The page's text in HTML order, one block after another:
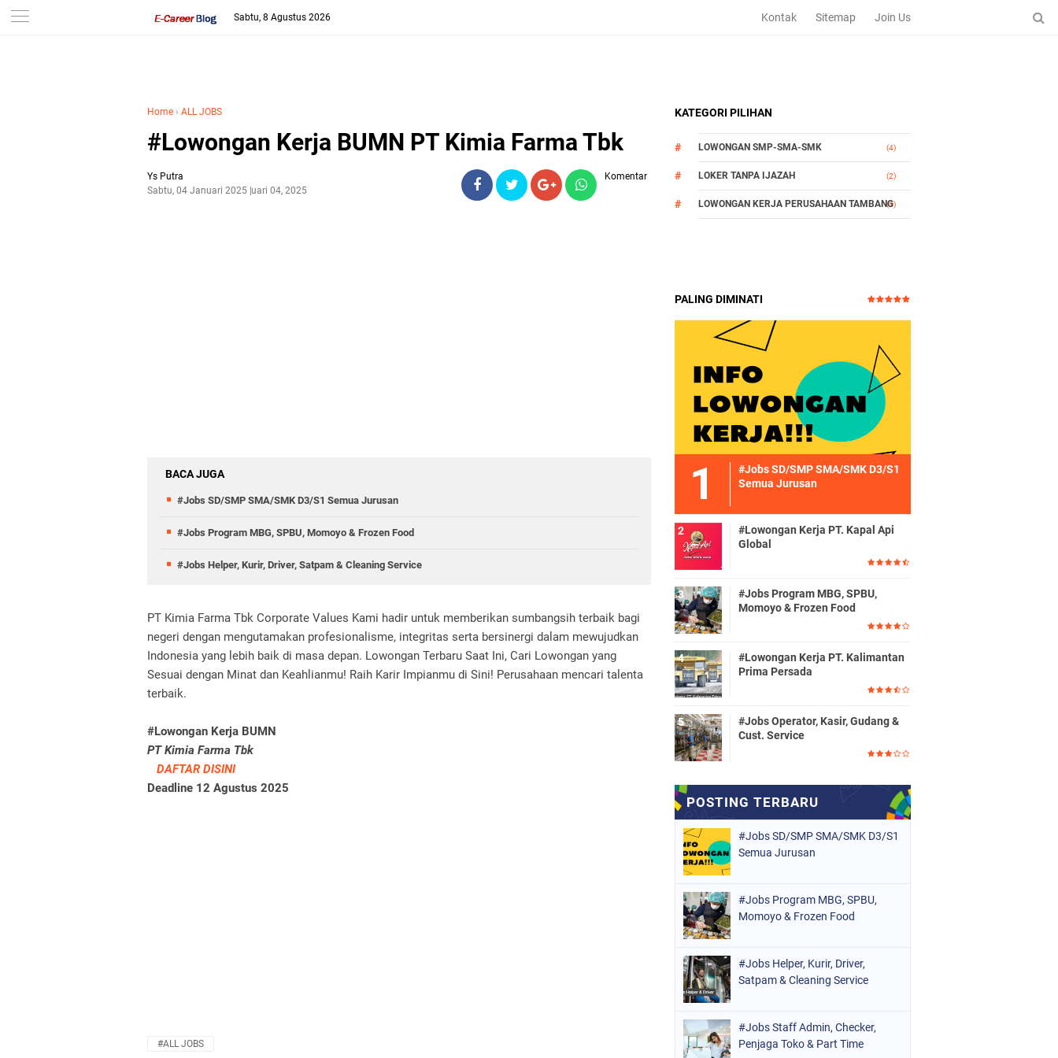
-->
Sabtu, 8 Agustus 2026 Kontak Sitemap Join Us
Home › ALL JOBS
#Lowongan Kerja BUMN PT Kimia Farma Tbk
Ys Putra
Sabtu, 04 Januari 2025Januari 04, 2025
Komentar
BACA JUGA
#Jobs SD/SMP SMA/SMK D3/S1 Semua Jurusan
#Jobs Program MBG, SPBU, Momoyo & Frozen Food
#Jobs Helper, Kurir, Driver, Satpam & Cleaning Service
PT Kimia Farma Tbk Corporate Values Kami hadir untuk memberikan sumbangsih terbaik bagi
negeri dengan mengutamakan profesionalisme, integritas serta bersinergi dalam mewujudkan
Indonesia yang lebih baik di masa depan. Lowongan Terbaru Saat Ini, Cari Lowongan yang
Sesuai dengan Minat dan Keahlianmu! Raih Karir Impianmu di Sini! Perusahaan mencari talenta
terbaik.
#Lowongan Kerja BUMN
PT Kimia Farma Tbk
DAFTAR DISINI
Deadline 12 Agustus 2025
#ALL JOBS
KATEGORI PILIHAN
LOWONGAN SMP-SMA-SMK (4)
LOKER TANPA IJAZAH (2)
LOWONGAN KERJA PERUSAHAAN TAMBANG
(1)
PALING DIMINATI
#Jobs SD/SMP SMA/SMK D3/S1
Semua Jurusan
#Lowongan Kerja PT. Kapal Api
Global
#Jobs Program MBG, SPBU,
Momoyo & Frozen Food
#Lowongan Kerja PT. Kalimantan
Prima Persada
#Jobs Operator, Kasir, Gudang &
Cust. Service
#Jobs SD/SMP SMA/SMK D3/S1
Semua Jurusan
#Jobs Program MBG, SPBU,
Momoyo & Frozen Food
#Jobs Helper, Kurir, Driver,
Satpam & Cleaning Service
#Jobs Staff Admin, Checker,
Penjaga Toko & Part Time